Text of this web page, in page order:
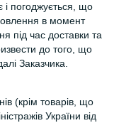
і погоджується, що
в момент
під час доставки та
до того, що
Заказчика.
(крім товарів, що
України від